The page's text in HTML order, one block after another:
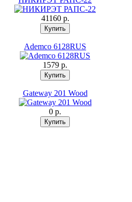
41160 p.
Ademco 6128RUS
1579 p.
Gateway 201 Wood
0 p.